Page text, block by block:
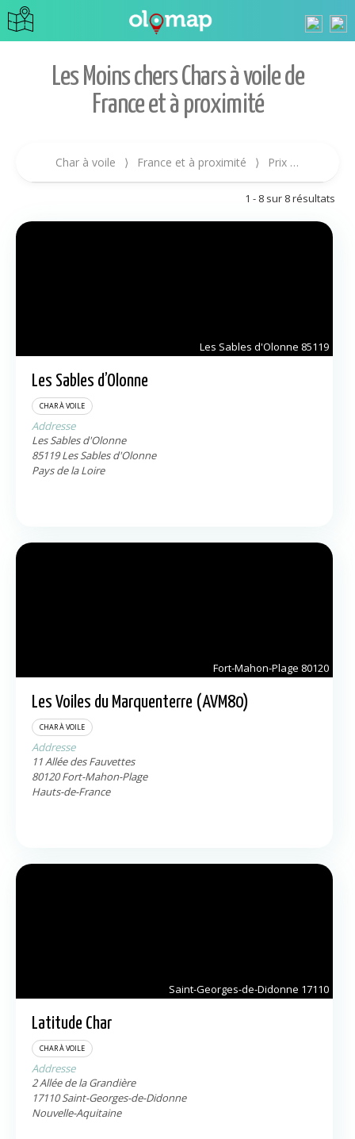
Les Moins chers Chars à voile de
France et à proximité
Char à voile ⟩ France et à proximité ⟩ Prix croissant
1 - 8 sur 8 résultats
Les Sables d'Olonne 85119
Les Sables d’Olonne
CHAR À VOILE
Addresse
Les Sables d'Olonne
85119 Les Sables d'Olonne
Pays de la Loire
Fort-Mahon-Plage 80120
Les Voiles du Marquenterre (AVM80)
CHAR À VOILE
Addresse
11 Allée des Fauvettes
80120 Fort-Mahon-Plage
Hauts-de-France
Saint-Georges-de-Didonne 17110
Latitude Char
CHAR À VOILE
Addresse
2 Allée de la Grandière
17110 Saint-Georges-de-Didonne
Nouvelle-Aquitaine